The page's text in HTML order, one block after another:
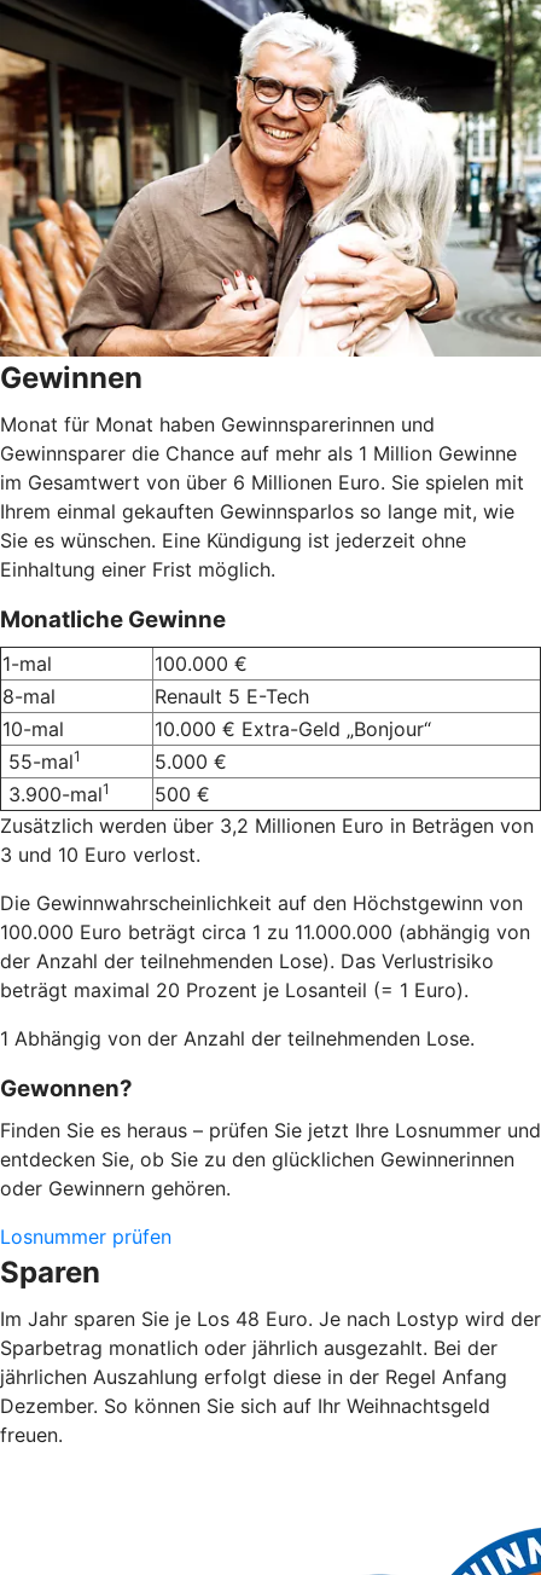
Gewinnen
Monat für Monat haben Gewinnsparerinnen und
Gewinnsparer die Chance auf mehr als 1 Million Gewinne
im Gesamtwert von über 6 Millionen Euro. Sie spielen mit
Ihrem einmal gekauften Gewinnsparlos so lange mit, wie
Sie es wünschen. Eine Kündigung ist jederzeit ohne
Einhaltung einer Frist möglich.
Monatliche Gewinne
1-mal
100.000 €
8-mal
Renault 5 E-Tech
10-mal
10.000 € Extra-Geld „Bonjour“
55-mal1
5.000 €
3.900-mal1
500 €
Zusätzlich werden über 3,2 Millionen Euro in Beträgen von
3 und 10 Euro verlost.
Die Gewinnwahrscheinlichkeit auf den Höchstgewinn von
100.000 Euro beträgt circa 1 zu 11.000.000 (abhängig von
der Anzahl der teilnehmenden Lose). Das Verlustrisiko
beträgt maximal 20 Prozent je Losanteil (= 1 Euro).
1 Abhängig von der Anzahl der teilnehmenden Lose.
Gewonnen?
Finden Sie es heraus – prüfen Sie jetzt Ihre Losnummer und
entdecken Sie, ob Sie zu den glücklichen Gewinnerinnen
oder Gewinnern gehören.
Losnummer prüfen
Sparen
Im Jahr sparen Sie je Los 48 Euro. Je nach Lostyp wird der
Sparbetrag monatlich oder jährlich ausgezahlt. Bei der
jährlichen Auszahlung erfolgt diese in der Regel Anfang
Dezember. So können Sie sich auf Ihr Weihnachtsgeld
freuen.